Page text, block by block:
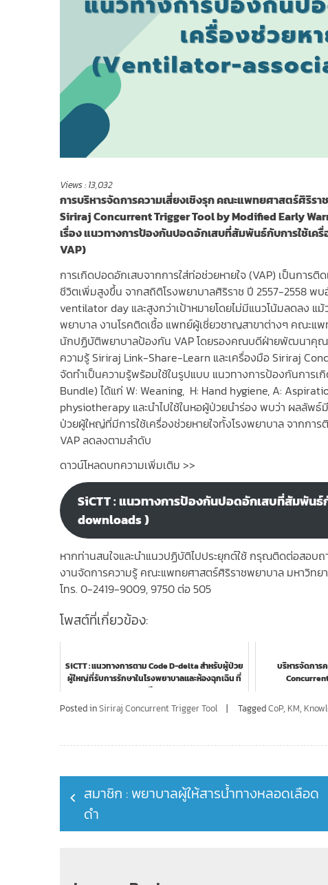
Views : 13,032
การบริหารจัดการความเสี่ยงเชิงรุก คณะแพทยศาสตร์ศิริรา
Siriraj Concurrent Trigger Tool by Modified Early
เรื่อง แนวทางการป้องกันปอดอักเสบที่สัมพันธ์กับการใช้เค
VAP)
การเกิดปอดอักเสบจากการใส่ท่อช่วยหายใจ (VAP) เป็นการติ
ชีวิตเพิ่มสูงขึ้น จากสถิติโรงพยาบาลศิริราช ปี 2557-2558 พ
ventilator day และสูงกว่าเป้าหมายโดยไม่มีแนวโน้มลดลง แ
พยาบาล งานโรคติดเชื้อ แพทย์ผู้เชี่ยวชาญสาขาต่างๆ คณะแ
นักปฏิบัติพยาบาลป้องกัน VAP โดยรองคณบดีฝ่ายพัฒนาคุณภ
ความรู้ Siriraj Link-Share-Learn และเครื่องมือ Siriraj
จัดทำเป็นความรู้พร้อมใช้ในรูปแบบ แนวทางการป้องกันการเ
Bundle) ได้แก่ W: Weaning, H: Hand hygiene, A:
physiotherapy และนำไปใช้ในหอผู้ป่วยนำร่อง พบว่า ผลลัพ
ป่วยผู้ใหญ่ที่มีการใช้เครื่องช่วยหายใจทั้งโรงพยาบาล จากกา
VAP ลดลงตามลำดับ
ดาวน์โหลดบทความเพิ่มเติม >>
SiCTT : แนวทางการป้องกันปอดอักเสบที่สัมพันธ์
downloads )
หากท่านสนใจและนำแนวปฏิบัติไปประยุกต์ใช้ กรุณติดต่อสอบ
งานจัดการความรู้ คณะแพทยศาสตร์ศิริราชพยาบาล มหาวิทย
โทร. 0-2419-9009, 9750 ต่อ 505
โพสต์ที่เกี่ยวข้อง:
SiCTT : แนวทางการตาม Code D-delta สำหรับผู้ป่วย
ผู้ใหญ่ที่รับการรักษาในโรงพยาบาลและห้องฉุกเฉิน ที่
มีภ...
บริหารจัดการ
Posted inSiriraj Concurrent Trigger Tool TaggedCoP, KM,
Post
navigation
สมาชิก : พยาบาลผู้ให้สารน้ำทางหลอดเลือด
ดำ